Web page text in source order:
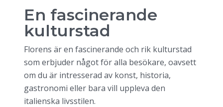
En fascinerande
kulturstad
Florens är en fascinerande och rik kulturstad
som erbjuder något för alla besökare, oavsett
om du är intresserad av konst, historia,
gastronomi eller bara vill uppleva den
italienska livsstilen.